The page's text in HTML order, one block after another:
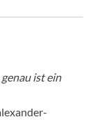
genau ist ein